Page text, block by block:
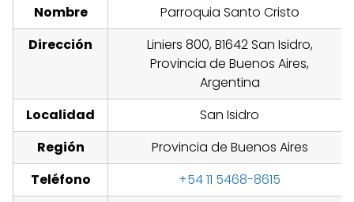
Nombre
Parroquia Santo Cristo
Dirección
Liniers 800, B1642 San Isidro,
Provincia de Buenos Aires,
Argentina
Localidad
San Isidro
Región
Provincia de Buenos Aires
Teléfono
+54 11 5468-8615